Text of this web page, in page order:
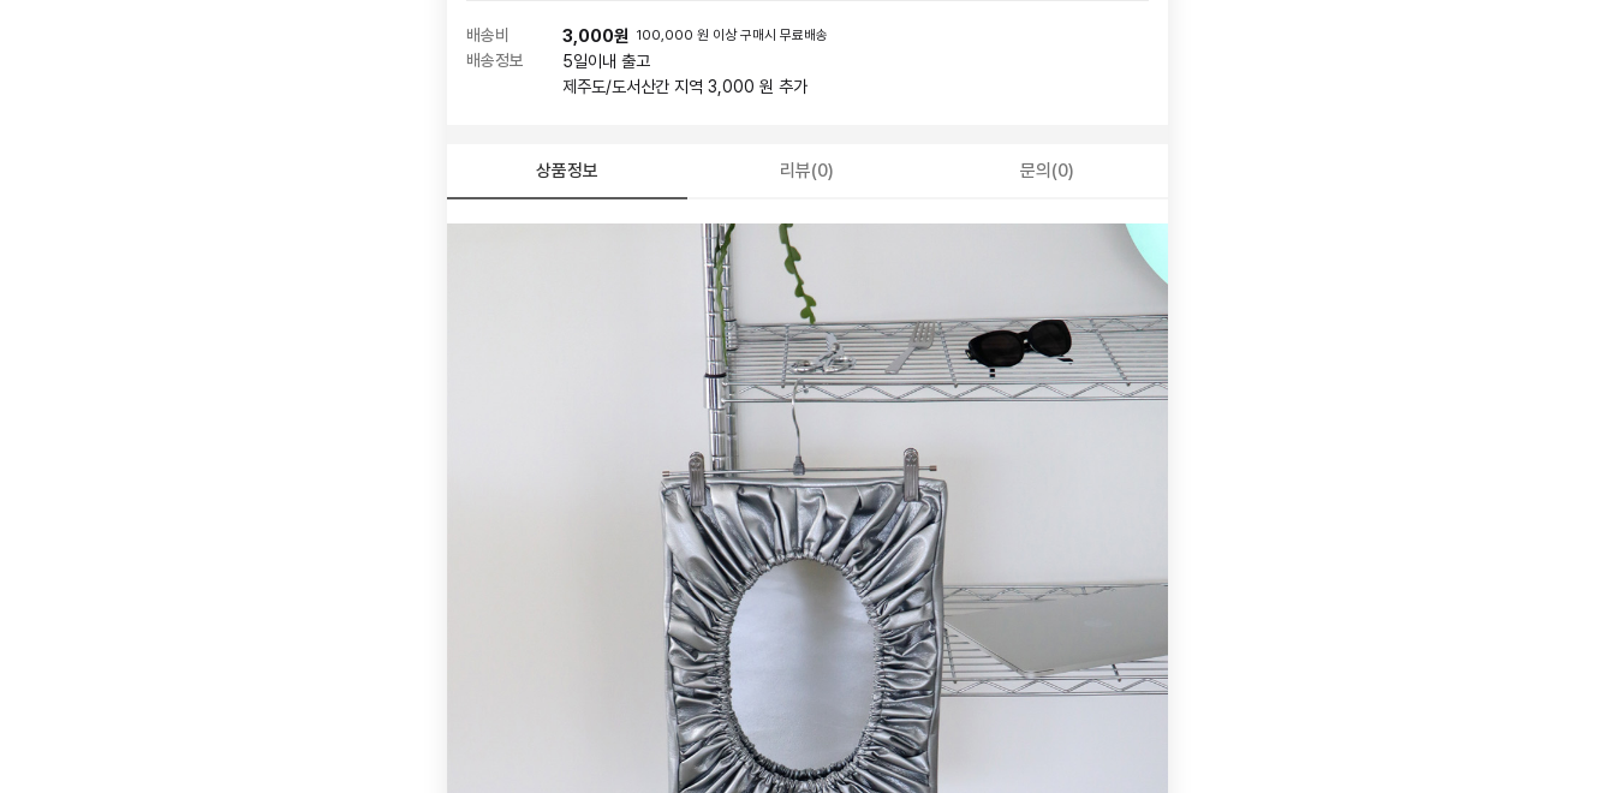
배송비 3,000원 100,000 원 이상 구매시 무료배송
배송정보 5일이내 출고
제주도/도서산간 지역 3,000 원 추가
상품정보 리뷰(0) 문의(0)